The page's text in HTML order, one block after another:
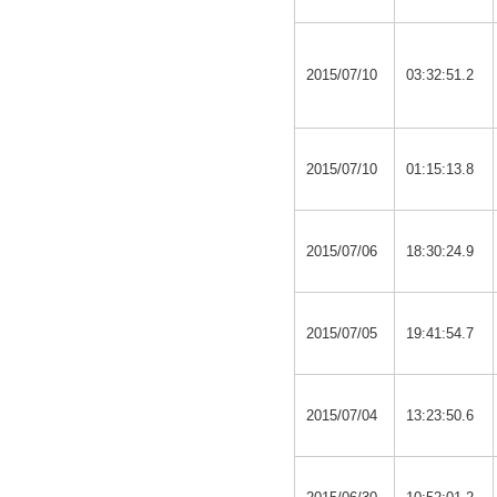
2015/07/10 03:32:51.2
2015/07/10 01:15:13.8
2015/07/06 18:30:24.9
2015/07/05 19:41:54.7
2015/07/04 13:23:50.6